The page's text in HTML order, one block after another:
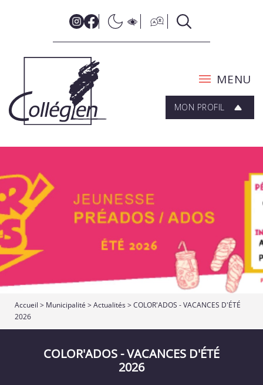
MENU
MON PROFIL
Accueil > Municipalité >Actualités> COLOR'ADOS - VACANCES D'ÉTÉ
2026
COLOR'ADOS - VACANCES D'ÉTÉ
2026